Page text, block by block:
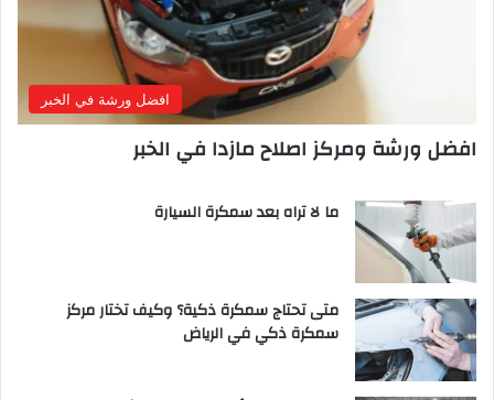
افضل ورشة في الخبر
افضل ورشة ومركز اصلاح مازدا في الخبر
ما لا تراه بعد سمكرة السيارة
متى تحتاج سمكرة ذكية؟ وكيف تختار مركز
سمكرة ذكي في الرياض